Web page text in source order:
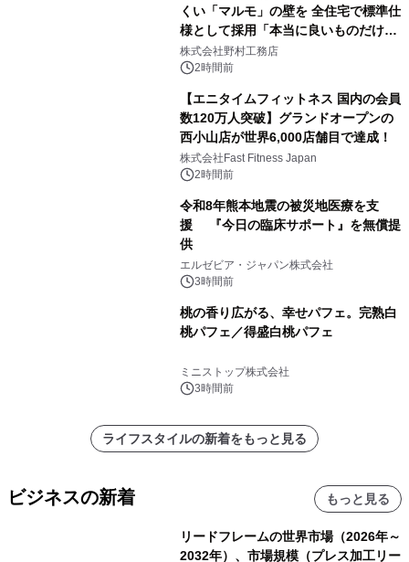
くい「マルモ」の壁を 全住宅で標準仕
様として採用「本当に良いものだけに
こだわる」
株式会社野村工務店
2時間前
【エニタイムフィットネス 国内の会員
数120万人突破】グランドオープンの
西小山店が世界6,000店舗目で達成！
株式会社Fast Fitness Japan
2時間前
令和8年熊本地震の被災地医療を支
援 『今日の臨床サポート』を無償提
供
エルゼビア・ジャパン株式会社
3時間前
桃の香り広がる、幸せパフェ。完熟白
桃パフェ／得盛白桃パフェ
ミニストップ株式会社
3時間前
ライフスタイルの新着をもっと見る
ビジネスの新着 もっと見る
リードフレームの世界市場（2026年～
2032年）、市場規模（プレス加工リー